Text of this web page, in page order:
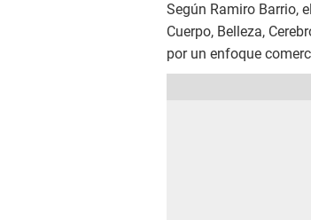
Según Ramiro Barrio, el
Cuerpo, Belleza,
por un enfoque